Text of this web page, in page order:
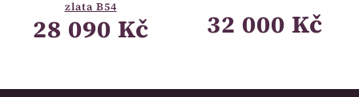
zlata B54
28 090 Kč 32 000 Kč